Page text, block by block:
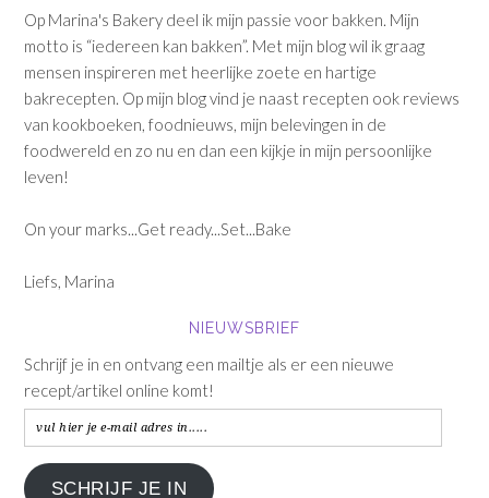
Op Marina's Bakery deel ik mijn passie voor bakken. Mijn
motto is “iedereen kan bakken”. Met mijn blog wil ik graag
mensen inspireren met heerlijke zoete en hartige
bakrecepten. Op mijn blog vind je naast recepten ook reviews
van kookboeken, foodnieuws, mijn belevingen in de
foodwereld en zo nu en dan een kijkje in mijn persoonlijke
leven!
On your marks...Get ready...Set...Bake
Liefs, Marina
NIEUWSBRIEF
Schrijf je in en ontvang een mailtje als er een nieuwe
recept/artikel online komt!
vul
hier
je
SCHRIJF JE IN